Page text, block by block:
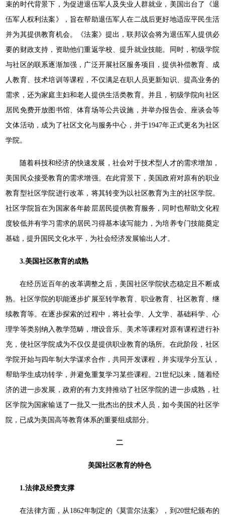
束的时代背景下，为促进退伍军人及失业人群就业，美国出台了《退
伍军人权利法案》，旨在帮助退伍军人在二战后更好地适应平民生活
并为其提供教育机会。《法案》提出，联邦议会将为退伍军人提供必
要的财政支持，资助他们重返学校、提升就业技能。同时，初级学院
与社区的联系逐渐加强，广泛开展社区服务项目，提供补偿教育、成
人教育、技术培训等课程，不仅满足在职人员更新知识、提高业务的
需求，还为家庭主妇和老人提供生活类教育。并且，初级学院向社区
居民免费开放图书馆、体育场等公共设施，并举办报告会、座谈会等
文体活动，成为了社区文化与服务中心，并于1947年正式更名为社区
学院。
随着科技和经济的快速发展，社会对于技术型人才的需求增加，
美国民众接受教育的需求增强。在此背景下，美国政府对原有的职业
教育型社区学院进行改革，将其转变为以社区教育为主的社区学院。
社区学院旨在为国家各年龄层居民提供教育服务，同时也帮助文化程
度较低并有学习需求的居民习得基本读写能力，为培养专门技能奠定
基础，提升国民文化水平，为社会经济发展输出人才。
3.美国社区教育的成熟
在经历近百年的改革调整之后，美国社区学院状态稳定且不断成
熟。社区学院的职能逐步扩展至转学教育、职业教育、社区教育、继
续教育等。在逐步探索的过程中，将社会学、人文学、基础科学、心
理学等类别纳入教学范畴，增设音乐、美术等课程对原有课程进行补
充，使社区学院成为不仅仅是提供职业教育的场所。在此阶段，社区
学院开始与四年制大学谋求合作，共同开发课程，并实现学分互认，
帮助学生成功转学，并避免重复学习某些课程。21世纪以来，随着经
济的进一步发展，政府的有力支持推动了社区学院的进一步成熟，社
区学院为国家输送了一批又一批杰出的技术人员，如今美国的社区学
院，已成为美国高等教育体系的重要组成部分。
二
美国社区教育的特色
1.法律及经费支撑
在法律方面，从1862年制定的《莫雷尔法案》，到20世纪颁布的